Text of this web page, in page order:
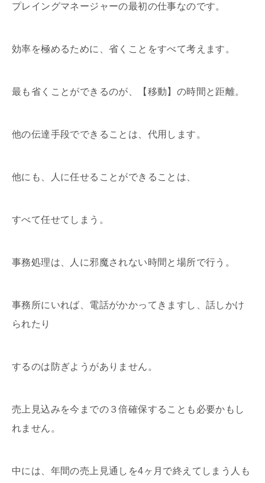
プレイングマネージャーの最初の仕事なのです。
効率を極めるために、省くことをすべて考えます。
最も省くことができるのが、【移動】の時間と距離。
他の伝達手段でできることは、代用します。
他にも、人に任せることができることは、
すべて任せてしまう。
事務処理は、人に邪魔されない時間と場所で行う。
事務所にいれば、電話がかかってきますし、話しかけ
られたり
するのは防ぎようがありません。
売上見込みを今までの３倍確保することも必要かもし
れません。
中には、年間の売上見通しを4ヶ月で終えてしまう人も